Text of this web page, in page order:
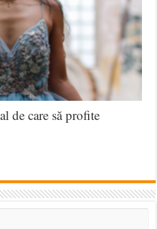
de care să profite